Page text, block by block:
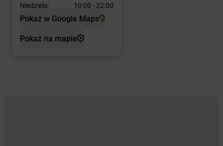
Niedziela:
10:00 - 22:00
Pokaż w Google Maps
Pokaż na mapie